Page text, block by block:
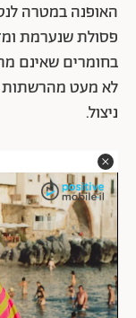
האופנה במטרה
פסולת שנערמת
בחומרים שאינם
לא מעט מהרשתות
ניצול.